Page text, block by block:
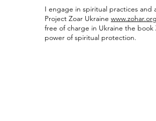
I engage in spiritual practices and
Project Zoar Ukraine
free of charge in Ukraine the book
power of spiritual protection.